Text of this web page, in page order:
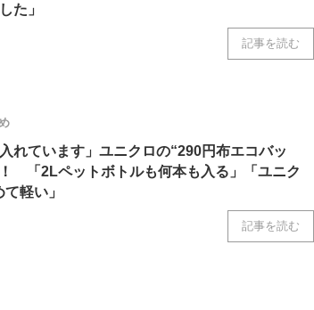
た」
記事を読む
れています」ユニクロの“290円布エコバッ
「2Lペットボトルも何本も入る」「ユニク
軽い」
記事を読む